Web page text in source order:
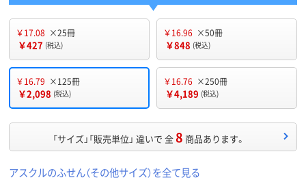
￥17.08 ×25冊
￥427 (税込)
￥16.96 ×50冊
￥848 (税込)
￥16.79 ×125冊
￥2,098 (税込)
￥16.76 ×250冊
￥4,189 (税込)
「サイズ」「販売単位」 違いで 全8 商品あります。
アスクルのふせん（その他サイズ）を全て見る